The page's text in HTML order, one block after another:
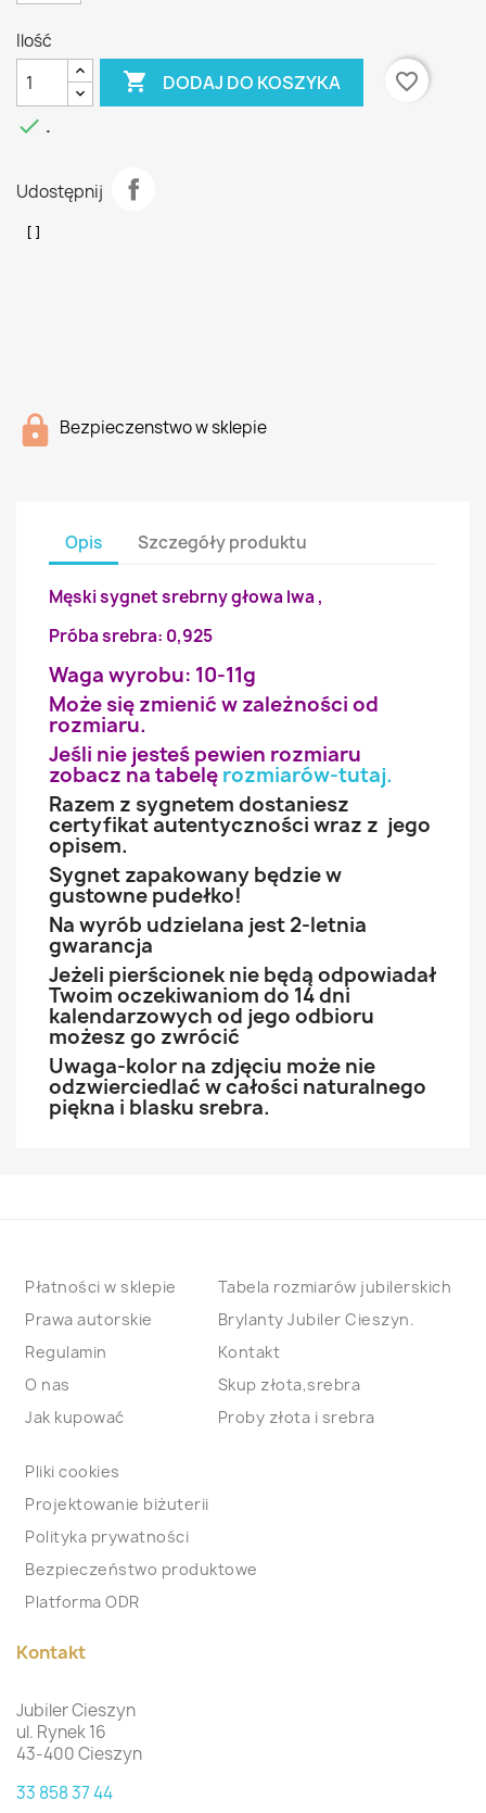
Ilość
 DODAJ DO KOSZYKA
favorite_border
 .
Udostępnij
Bezpieczenstwo w sklepie
Opis Szczegóły produktu
Męski sygnet srebrny głowa lwa ,
Próba srebra: 0,925
Waga wyrobu: 10-11g
Może się zmienić w zależności od
rozmiaru.
Jeśli nie jesteś pewien rozmiaru
zobacz na tabelę rozmiarów-tutaj.
Razem z sygnetem dostaniesz
certyfikat autentyczności wraz z jego
opisem.
Sygnet zapakowany będzie w
gustowne pudełko!
Na wyrób udzielana jest 2-letnia
gwarancja
Jeżeli pierścionek nie będą odpowiadał
Twoim oczekiwaniom do 14 dni
kalendarzowych od jego odbioru
możesz go zwrócić
Uwaga-kolor na zdjęciu może nie
odzwierciedlać w całości naturalnego
piękna i blasku srebra.
Płatności w sklepie
Prawa autorskie
Regulamin
O nas
Jak kupować
Tabela rozmiarów jubilerskich
Brylanty Jubiler Cieszyn.
Kontakt
Skup złota,srebra
Proby złota i srebra
Pliki cookies
Projektowanie biżuterii
Polityka prywatności
Bezpieczeństwo produktowe
Platforma ODR
Kontakt
Jubiler Cieszyn
ul. Rynek 16
43-400 Cieszyn
33 858 37 44